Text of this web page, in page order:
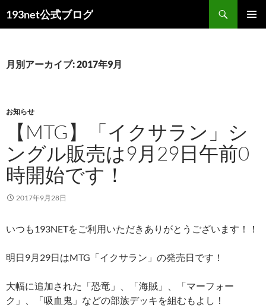
ン
ツ
キ
193net公式ブログ
索
月別アーカイブ: 2017年9月
お知らせ
【MTG】「イクサラン」シ
ングル販売は9月29日午前0
時開始です！
2017年9月28日
いつも193NETをご利用いただきありがとうございます！！
明日9月29日はMTG「イクサラン」の発売日です！
大幅に追加された「恐竜」、「海賊」、「マーフォー
ク」、「吸血鬼」などの部族デッキを組むもよし！